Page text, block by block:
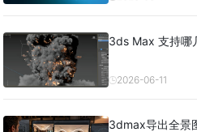
3ds Max 支持哪
2026-06-11
3dmax导出全景